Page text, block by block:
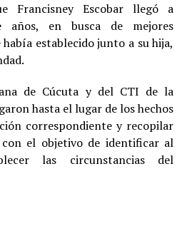
Francisney Escobar llegó a
años, en busca de mejores
había establecido junto a su hija,
de Cúcuta y del CTI de la
hasta el lugar de los hechos
correspondiente y recopilar
con el objetivo de identificar al
las circunstancias del